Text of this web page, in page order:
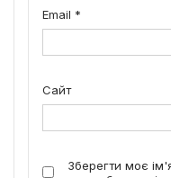
Email *
Сайт
Зберегти моє